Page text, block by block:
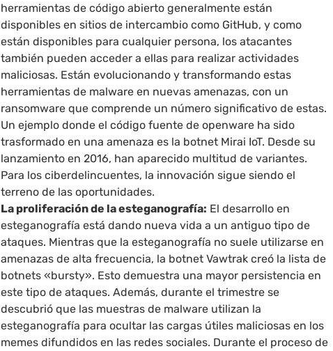
herramientas de código abierto generalmente están
disponibles en sitios de intercambio como GitHub, y como
están disponibles para cualquier persona, los atacantes
también pueden acceder a ellas para realizar actividades
maliciosas. Están evolucionando y transformando estas
herramientas de malware en nuevas amenazas, con un
ransomware que comprende un número significativo de estas.
Un ejemplo donde el código fuente de openware ha sido
trasformado en una amenaza es la botnet Mirai IoT. Desde su
lanzamiento en 2016, han aparecido multitud de variantes.
Para los ciberdelincuentes, la innovación sigue siendo el
terreno de las oportunidades.
La proliferación de la esteganografía: El desarrollo en
esteganografía está dando nueva vida a un antiguo tipo de
ataques. Mientras que la esteganografía no suele utilizarse en
amenazas de alta frecuencia, la botnet Vawtrak creó la lista de
botnets «bursty». Esto demuestra una mayor persistencia en
este tipo de ataques. Además, durante el trimestre se
descubrió que las muestras de malware utilizan la
esteganografía para ocultar las cargas útiles maliciosas en los
memes difundidos en las redes sociales. Durante el proceso de